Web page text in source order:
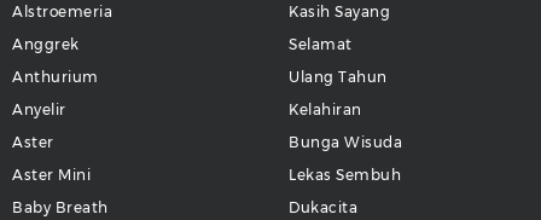
Alstroemeria
Anggrek
Anthurium
Anyelir
Aster
Aster Mini
Baby Breath
Kasih Sayang
Selamat
Ulang Tahun
Kelahiran
Bunga Wisuda
Lekas Sembuh
Dukacita